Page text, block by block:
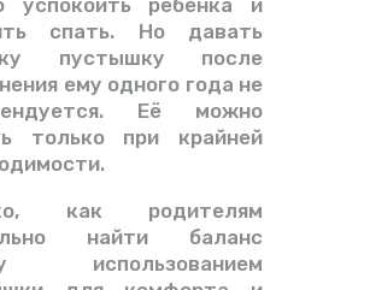
спать. Но давать
пустышку после
ему одного года не
Её можно
только при крайней
как родителям
найти баланс
использованием